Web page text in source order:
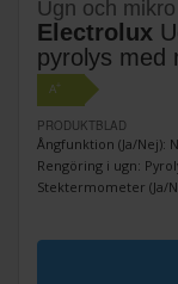
Ugn och mikro
Electrolux
pyrolys med
A+
PRODUKTBLAD
Ångfunktion (Ja/Nej):
Rengöring i ugn:
Stektermometer (Ja/